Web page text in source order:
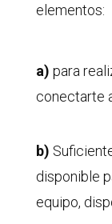
elementos:
a) para
conectarte
b)
disponible
equipo,